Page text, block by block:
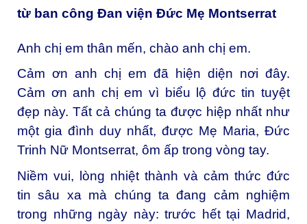
từ ban công Đan viện Đức Mẹ Montserrat
Anh chị em thân mến, chào anh chị em.
Cảm ơn anh chị em đã hiện diện nơi đây.
Cảm ơn anh chị em vì biểu lộ đức tin tuyệt
đẹp này. Tất cả chúng ta được hiệp nhất như
một gia đình duy nhất, được Mẹ Maria, Đức
Trinh Nữ Montserrat, ôm ấp trong vòng tay.
Niềm vui, lòng nhiệt thành và cảm thức đức
tin sâu xa mà chúng ta đang cảm nghiệm
trong những ngày này: trước hết tại Madrid,